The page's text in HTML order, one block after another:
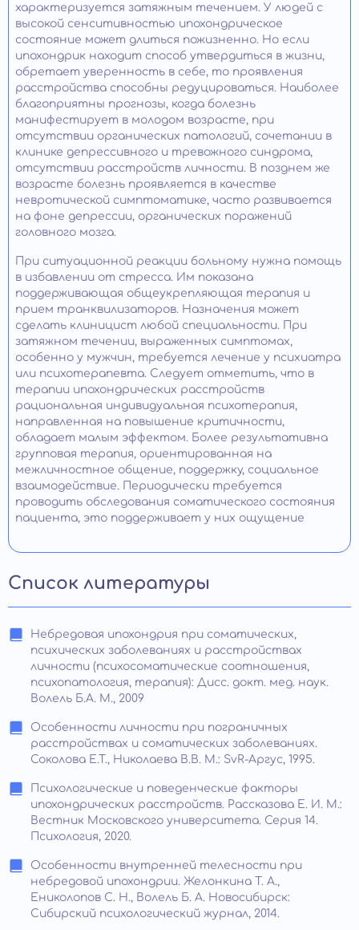
характеризуется затяжным течением. У людей с
высокой сенситивностью ипохондрическое
состояние может длиться пожизненно. Но если
ипохондрик находит способ утвердиться в жизни,
обретает уверенность в себе, то проявления
расстройства способны редуцироваться. Наиболее
благоприятны прогнозы, когда болезнь
манифестирует в молодом возрасте, при
отсутствии органических патологий, сочетании в
клинике депрессивного и тревожного синдрома,
отсутствии расстройств личности. В позднем же
возрасте болезнь проявляется в качестве
невротической симптоматике, часто развивается
на фоне депрессии, органических поражений
головного мозга.
При ситуационной реакции больному нужна помощь
в избавлении от стресса. Им показана
поддерживающая общеукрепляющая терапия и
прием транквилизаторов. Назначения может
сделать клиницист любой специальности. При
затяжном течении, выраженных симптомах,
особенно у мужчин, требуется лечение у психиатра
или психотерапевта. Следует отметить, что в
терапии ипохондрических расстройств
рациональная индивидуальная психотерапия,
направленная на повышение критичности,
обладает малым эффектом. Более результативна
групповая терапия, ориентированная на
межличностное общение, поддержку, социальное
взаимодействие. Периодически требуется
проводить обследования соматического состояния
пациента, это поддерживает у них ощущение
Список литературы
Небредовая ипохондрия при соматических,
психических заболеваниях и расстройствах
личности (психосоматические соотношения,
психопатология, терапия): Дисс. докт. мед. наук.
Волель Б.А. М., 2009
Особенности личности при пограничных
расстройствах и соматических заболеваниях.
Соколова Е.Т., Николаева В.В. М.: SvR-Аргус, 1995.
Психологические и поведенческие факторы
ипохондрических расстройств. Рассказова Е. И. М.:
Вестник Московского университета. Серия 14.
Психология, 2020.
Особенности внутренней телесности при
небредовой ипохондрии. Желонкина Т. А.,
Ениколопов С. Н., Волель Б. А. Новосибирск:
Сибирский психологический журнал, 2014.